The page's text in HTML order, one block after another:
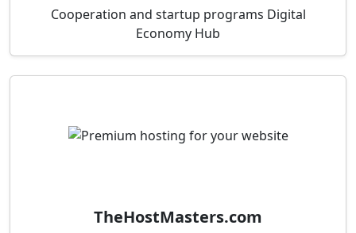
Cooperation and startup programs Digital
Economy Hub
TheHostMasters.com